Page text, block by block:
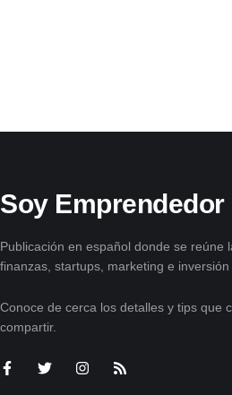
Soy Emprendedor
Publicación en español donde se reúne
finanzas, startups, marketing e
Conoce de cerca los detalles y tips que
compartir.